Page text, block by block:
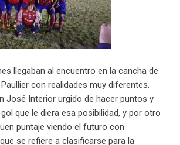
llegaban al encuentro en la cancha de
con realidades muy diferentes.
José Interior urgido de hacer puntos y
que le diera esa posibilidad, y por otro
puntaje viendo el futuro con
se refiere a clasificarse para la